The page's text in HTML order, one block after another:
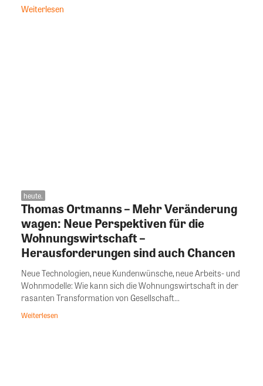
Weiterlesen
heute.
Thomas Ortmanns – Mehr Veränderung
wagen: Neue Perspektiven für die
Wohnungswirtschaft –
Herausforderungen sind auch Chancen
Neue Technologien, neue Kundenwünsche, neue Arbeits- und
Wohnmodelle: Wie kann sich die Wohnungswirtschaft in der
rasanten Transformation von Gesellschaft...
Weiterlesen